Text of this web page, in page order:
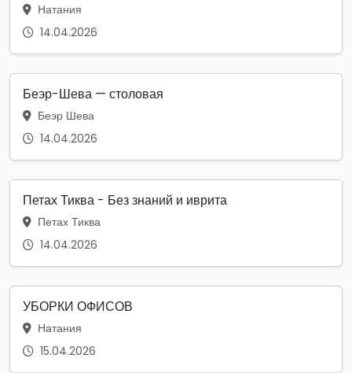
Натания
14.04.2026
Беэр-Шева — столовая
Беэр Шева
14.04.2026
Петах Тиква - Без знаний и иврита
Петах Тиква
14.04.2026
УБОРКИ ОФИСОВ
Натания
15.04.2026